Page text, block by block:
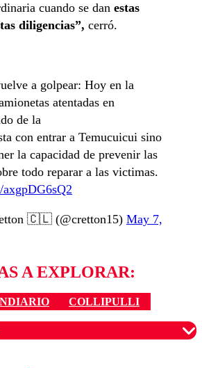
cuando se dan estas
diligencias”, cerró.
a golpear: Hoy en la
atentadas en
de la
con entrar a Temucuicui sino
la capacidad de prevenir las
todo reparar a las victimas.
🇨🇱 (@cretton15) May 7,
A EXPLORAR:
COLLIPULLI